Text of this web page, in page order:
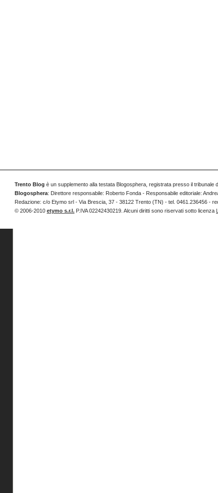
Trento Blog è un supplemento alla testata Blogosphera, registrata presso il tribunale
Blogosphera: Direttore responsabile: Roberto Fonda - Responsabile editoriale:
Redazione: c/o Etymo srl - Via Brescia, 37 - 38122 Trento (TN) - tel. 0461.236456 -
© 2006-2010 etymo s.r.l. P.IVA 02242430219. Alcuni diritti sono riservati sotto licenza